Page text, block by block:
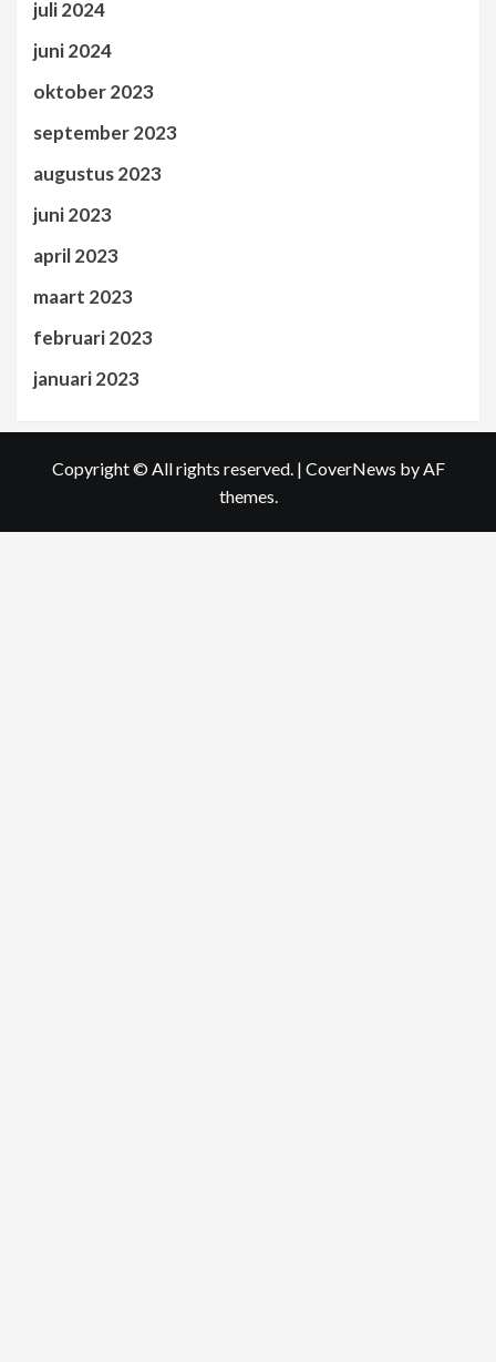
juli 2024
juni 2024
oktober 2023
september 2023
augustus 2023
juni 2023
april 2023
maart 2023
februari 2023
januari 2023
Copyright © All rights reserved. | CoverNews by AF
themes.